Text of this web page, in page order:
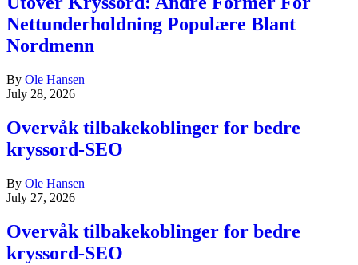
Nettunderholdning Populære Blant
Nordmenn
By Ole Hansen
July 28, 2026
Overvåk tilbakekoblinger for bedre
kryssord-SEO
By Ole Hansen
July 27, 2026
Overvåk tilbakekoblinger for bedre
kryssord-SEO